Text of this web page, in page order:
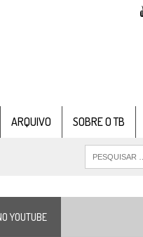
ARQUIVO SOBRE O TB
YOUTUBE